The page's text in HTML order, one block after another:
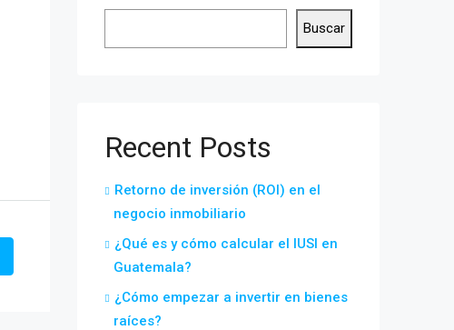
Buscar
Recent Posts
Retorno de inversión (ROI) en el
negocio inmobiliario
¿Qué es y cómo calcular el IUSI en
Guatemala?
¿Cómo empezar a invertir en bienes
raíces?